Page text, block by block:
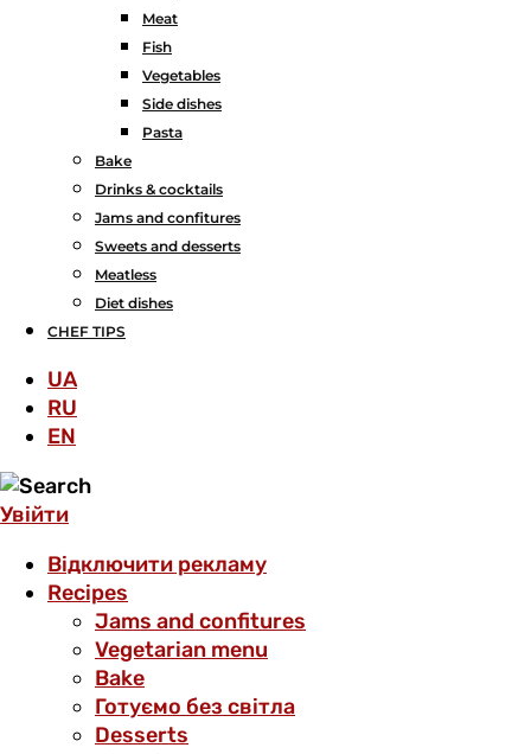
Meat
Fish
Vegetables
Side dishes
Pasta
Bake
Drinks & cocktails
Jams and confitures
Sweets and desserts
Meatless
Diet dishes
CHEF TIPS
UA
RU
EN
Увійти
Відключити рекламу
Recipes
Jams and confitures
Vegetarian menu
Bake
Готуємо без світла
Desserts